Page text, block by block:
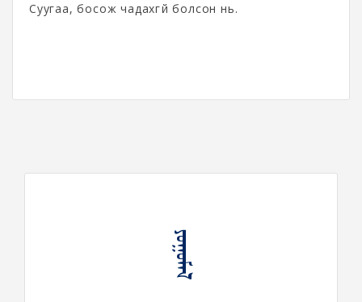
Суугаа, босож чадахгүй болсон нь.
ᠶᠤᠭᠤᠮᠠᠯ